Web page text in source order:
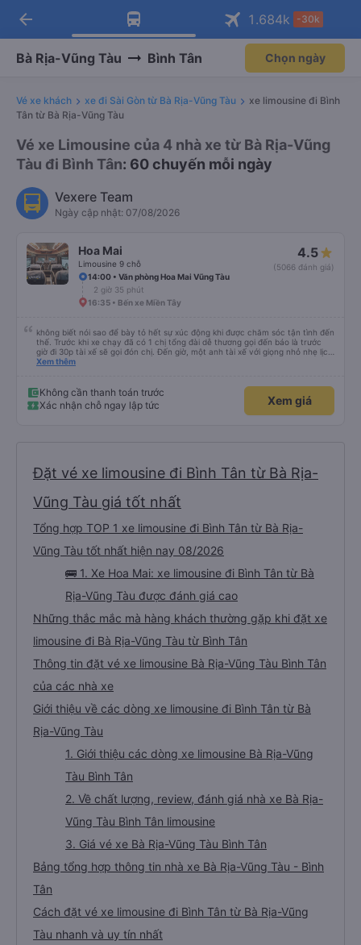
Tải app Vexere ngay!
Nhận ưu đãi thành viên độc
Mở app
Tải app Vexere
-30k/ghế khi đặt vé máy bay qua
Mở app
arrow_back 1.684k -30k
Bà Rịa-Vũng Tàu Bình Tân Chọn ngày
Vé xe khách xe đi Sài Gòn từ Bà Rịa-Vũng Tàu
xe limousine đi Bình
Tân từ Bà Rịa-Vũng Tàu
Vé xe Limousine của 4 nhà xe từ Bà Rịa-Vũng
Tàu đi Bình Tân: 60 chuyến mỗi ngày
Vexere Team
Ngày cập nhật: 07/08/2026
Hoa Mai
Limousine 9 chỗ
4.5
(5066 đánh giá)
14:00 • Văn phòng Hoa Mai Vũng Tàu
2 giờ 35 phút
16:35 • Bến xe Miền Tây
không biết nói sao để bày tỏ hết sự xúc động khi được chăm sóc tận tình đến
thế. Trước khi xe chạy đã có 1 chị tổng đài dễ thương gọi đến báo là trước
giờ đi 30p tài xế sẽ gọi đón chị. Đến giờ, một anh tài xế với giọng nhỏ nhẹ lịch
sử hỏi: chị ở chỗ nào e đến đón. Tuy đường hơi đông nhưng anh tài xế vẫn
cũng với cái giọng nhỏ nhẹ đó đón khách, không như các xe khác mình từng
đi. Thiệc là ưng hết sức. Nhất định sẽ đi lại lần sau
Xem thêm
Không cần thanh toán trước
Xác nhận chỗ ngay lập tức
Xem giá
Đặt vé xe limousine đi Bình Tân từ Bà Rịa-
Vũng Tàu giá tốt nhất
Tổng hợp TOP 1 xe limousine đi Bình Tân từ Bà Rịa-
Vũng Tàu tốt nhất hiện nay 08/2026
🚌 1. Xe Hoa Mai: xe limousine đi Bình Tân từ Bà
Rịa-Vũng Tàu được đánh giá cao
Những thắc mắc mà hàng khách thường gặp khi đặt xe
limousine đi Bà Rịa-Vũng Tàu từ Bình Tân
Thông tin đặt vé xe limousine Bà Rịa-Vũng Tàu Bình Tân
của các nhà xe
Giới thiệu về các dòng xe limousine đi Bình Tân từ Bà
Rịa-Vũng Tàu
1. Giới thiệu các dòng xe limousine Bà Rịa-Vũng
Tàu Bình Tân
2. Về chất lượng, review, đánh giá nhà xe Bà Rịa-
Vũng Tàu Bình Tân limousine
3. Giá vé xe Bà Rịa-Vũng Tàu Bình Tân
Bảng tổng hợp thông tin nhà xe Bà Rịa-Vũng Tàu - Bình
Tân
Cách đặt vé xe limousine đi Bình Tân từ Bà Rịa-Vũng
Tàu nhanh và uy tín nhất